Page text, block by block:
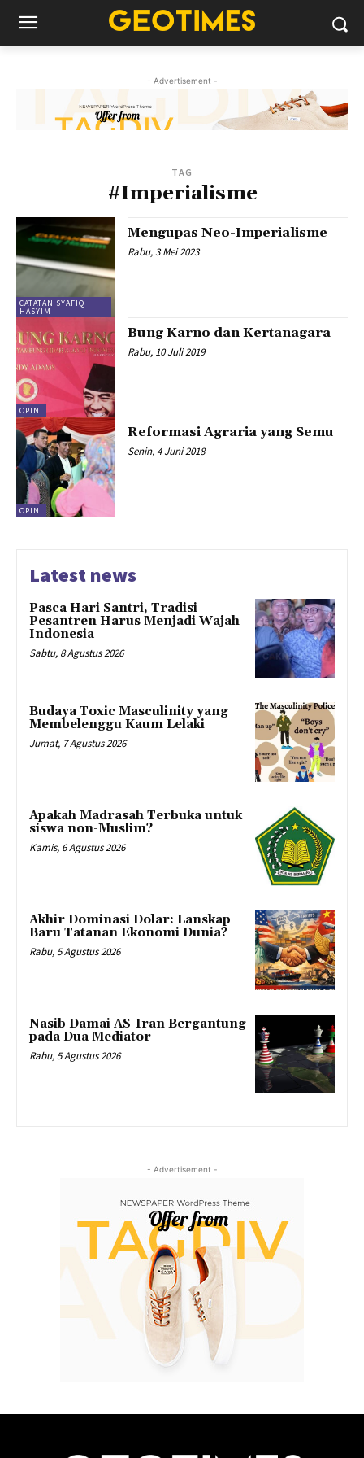
- Advertisement -
TAG
#Imperialisme
CATATAN SYAFIQ
HASYIM
Mengupas Neo-Imperialisme
Rabu, 3 Mei 2023
OPINI
Bung Karno dan Kertanagara
Rabu, 10 Juli 2019
OPINI
Reformasi Agraria yang Semu
Senin, 4 Juni 2018
Latest news
Pasca Hari Santri, Tradisi
Pesantren Harus Menjadi Wajah
Indonesia
Sabtu, 8 Agustus 2026
Budaya Toxic Masculinity yang
Membelenggu Kaum Lelaki
Jumat, 7 Agustus 2026
Apakah Madrasah Terbuka untuk
siswa non-Muslim?
Kamis, 6 Agustus 2026
Akhir Dominasi Dolar: Lanskap
Baru Tatanan Ekonomi Dunia?
Rabu, 5 Agustus 2026
Nasib Damai AS-Iran Bergantung
pada Dua Mediator
Rabu, 5 Agustus 2026
- Advertisement -